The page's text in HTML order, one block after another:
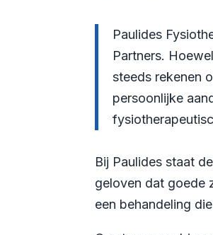
Paulides
Partners.
steeds rekenen
persoonlijke
Bij Paulides staat
geloven dat goede
een behandeling